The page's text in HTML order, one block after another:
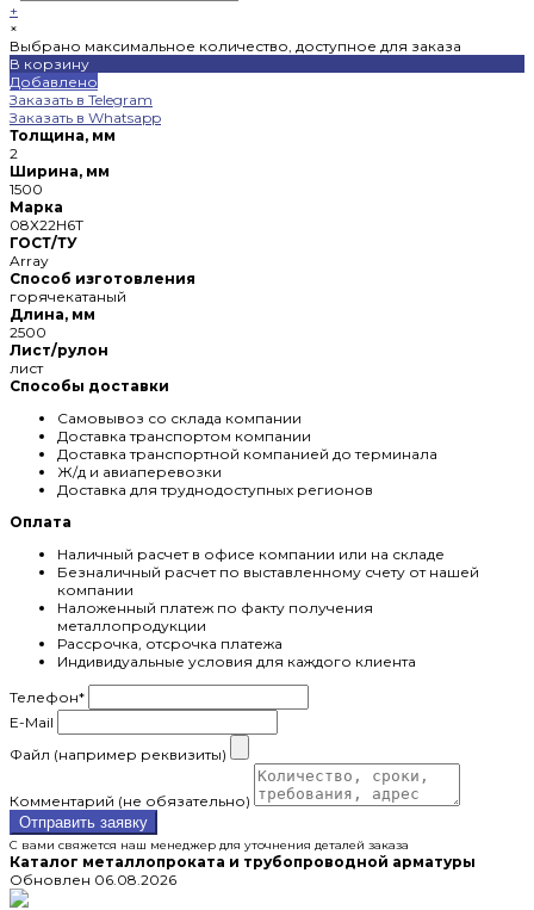
+
×
Выбрано максимальное количество, доступное для заказа
В корзину
Добавлено
Заказать в Telegram
Заказать в Whatsapp
Толщина, мм
2
Ширина, мм
1500
Марка
08Х22Н6Т
ГОСТ/ТУ
Array
Способ изготовления
горячекатаный
Длина, мм
2500
Лист/рулон
лист
Способы доставки
Самовывоз со склада компании
Доставка транспортом компании
Доставка транспортной компанией до терминала
Ж/д и авиаперевозки
Доставка для труднодоступных регионов
Оплата
Наличный расчет в офисе компании или на складе
Безналичный расчет по выставленному счету от нашей
компании
Наложенный платеж по факту получения
металлопродукции
Рассрочка, отсрочка платежа
Индивидуальные условия для каждого клиента
Телефон*
E-Mail
Файл (например реквизиты)
Комментарий (не обязательно)
Отправить заявку
С вами свяжется наш менеджер для уточнения деталей заказа
Каталог металлопроката и трубопроводной арматуры
Обновлен 06.08.2026